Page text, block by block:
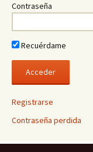
Contraseña
Recuérdame
Registrarse
Contraseña perdida